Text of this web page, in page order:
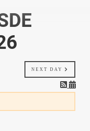
NEXT DAY